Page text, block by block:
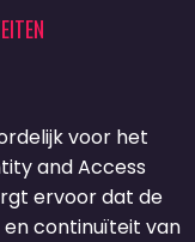
voor het
and Access
ervoor dat de
continuïteit van